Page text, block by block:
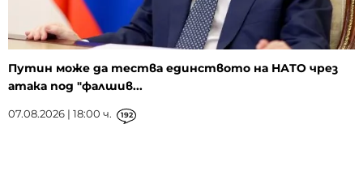
Путин може да тества единството на НАТО чрез
атака под "фалшив...
07.08.2026 | 18:00 ч. 192